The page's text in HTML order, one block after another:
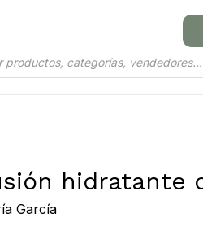
hidratante
García